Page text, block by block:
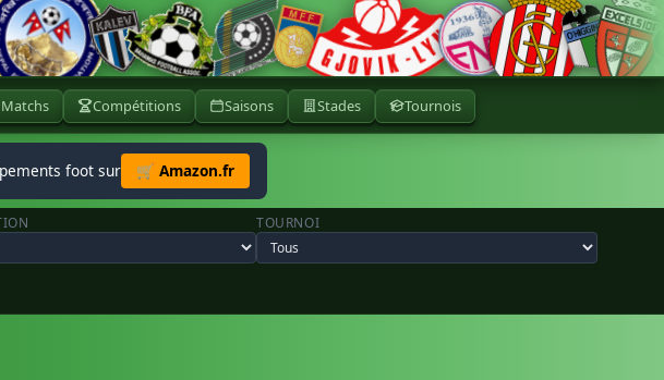
Matchs Compétitions Saisons Stades Tournois
foot sur 🛒 Amazon.fr
TOURNOI